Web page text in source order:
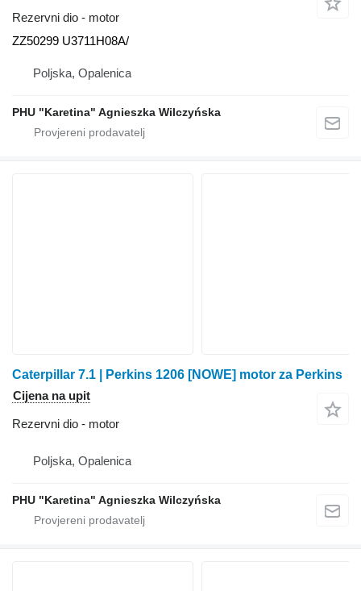
Rezervni dio - motor
ZZ50299 U3711H08A/
Poljska, Opalenica
PHU "Karetina" Agnieszka Wilczyńska
Caterpillar 7.1 | Perkins 1206 [NOWE] motor za Perkins
Cijena na upit
Rezervni dio - motor
Poljska, Opalenica
PHU "Karetina" Agnieszka Wilczyńska